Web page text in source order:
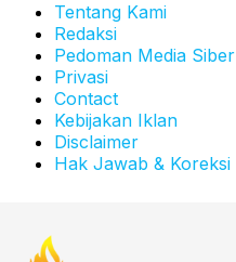
Tentang Kami
Redaksi
Pedoman Media Siber
Privasi
Contact
Kebijakan Iklan
Disclaimer
Hak Jawab & Koreksi